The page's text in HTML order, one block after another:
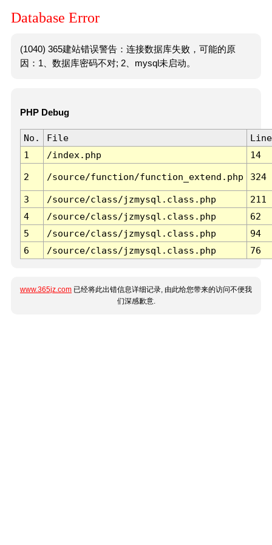
Database Error
(1040) 365建站错误警告：连接数据库失败，可能的原
因：1、数据库密码不对; 2、mysql未启动。
PHP Debug
No. File
Line
1
/index.php 14
2 /source/function/function_extend.php 324
3 /source/class/jzmysql.class.php
211
4
/source/class/jzmysql.class.php
62
5
/source/class/jzmysql.class.php
94
6
/source/class/jzmysql.class.php 76
www.365jz.com 已经将此出错信息详细记录, 由此给您带来的访问不便我
们深感歉意.